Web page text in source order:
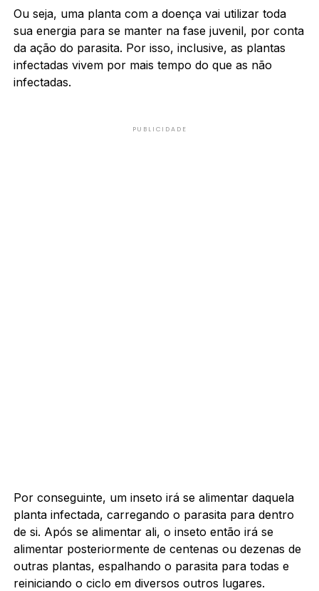
Ou seja, uma planta com a doença vai utilizar toda
sua energia para se manter na fase juvenil, por conta
da ação do parasita. Por isso, inclusive, as plantas
infectadas vivem por mais tempo do que as não
infectadas.
PUBLICIDADE
Por conseguinte, um inseto irá se alimentar daquela
planta infectada, carregando o parasita para dentro
de si. Após se alimentar ali, o inseto então irá se
alimentar posteriormente de centenas ou dezenas de
outras plantas, espalhando o parasita para todas e
reiniciando o ciclo em diversos outros lugares.